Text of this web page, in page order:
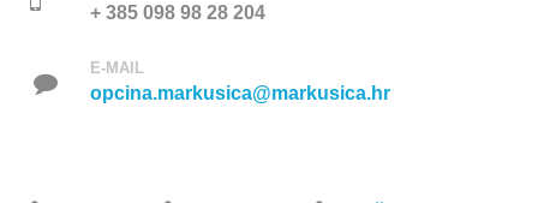
+ 385 098 98 28 204
E-MAIL
opcina.markusica@markusica.hr